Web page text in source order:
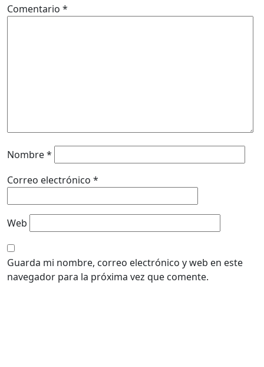
Comentario *
Nombre*
Correo electrónico *
Web
Guarda mi nombre, correo electrónico y web en este
navegador para la próxima vez que comente.